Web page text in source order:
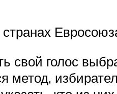
свой голос
метод,